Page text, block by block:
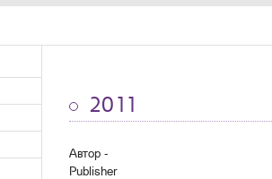
2011
Автор -
Publisher